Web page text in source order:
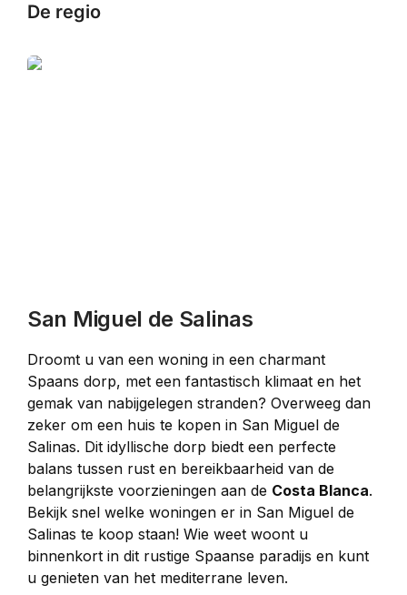
De regio
San Miguel de Salinas
Droomt u van een woning in een charmant
Spaans dorp, met een fantastisch klimaat en het
gemak van nabijgelegen stranden? Overweeg dan
zeker om een huis te kopen in San Miguel de
Salinas. Dit idyllische dorp biedt een perfecte
balans tussen rust en bereikbaarheid van de
belangrijkste voorzieningen aan de Costa Blanca.
Bekijk snel welke woningen er in San Miguel de
Salinas te koop staan! Wie weet woont u
binnenkort in dit rustige Spaanse paradijs en kunt
u genieten van het mediterrane leven.